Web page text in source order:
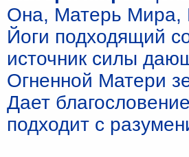
Она, Матерь Мира,
Йоги подходящий
источник силы
Огненной Матери
Дает
подходит с